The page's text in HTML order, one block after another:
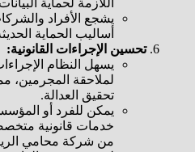
اللازمة لحماية
يشجع الأفراد
أساليب الحماية
تحسين الإجراءات القانونية:
يسهل النظام
لملاحقة المجرمين،
تحقيق العدالة.
يمكن للفرد أو
خدمات قانونية
من شركة محامي